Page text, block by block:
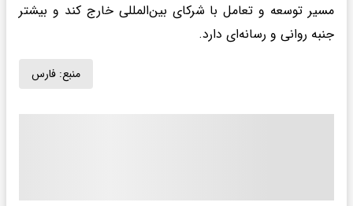
مسیر توسعه و تعامل با شرکای بین‌المللی خارج کند و بیشتر
جنبه روانی و رسانه‌ای دارد.
منبع: فارس